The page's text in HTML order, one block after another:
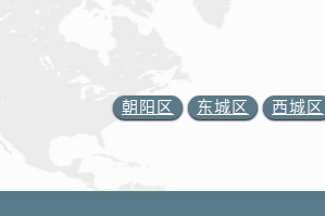
朝阳区 东城区 西城区